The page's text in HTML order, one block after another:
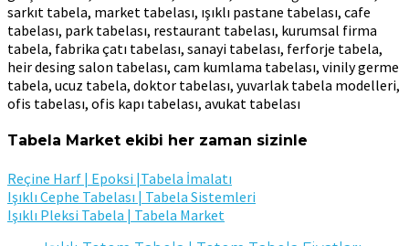
sarkıt tabela, market tabelası, ışıklı pastane tabelası, cafe
tabelası, park tabelası, restaurant tabelası, kurumsal firma
tabela, fabrika çatı tabelası, sanayi tabelası, ferforje tabela,
heir desing salon tabelası, cam kumlama tabelası, vinily germe
tabela, ucuz tabela, doktor tabelası, yuvarlak tabela modelleri,
ofis tabelası, ofis kapı tabelası, avukat tabelası
Tabela Market ekibi her zaman sizinle
Reçine Harf | Epoksi |Tabela İmalatı
Işıklı Cephe Tabelası | Tabela Sistemleri
Işıklı Pleksi Tabela | Tabela Market